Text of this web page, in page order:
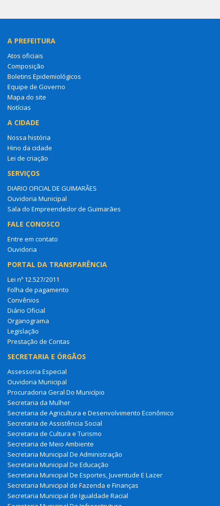
A PREFEITURA
Atos oficiais
Composição
Boletins Epidemiológicos
Equipe de Governo
Mapa do site
Notícias
A CIDADE
Nossa história
Hino da cidade
Lei de criação
SERVIÇOS
DIARIO OFICIAL DE GUIMARÃES
Ouvidoria Municipal
Sala do Empreendedor de Guimarães
FALE CONOSCO
Entre em contato
Ouvidoria
PORTAL DA TRANSPARÊNCIA
Lei nº 12.527/2011
Folha de pagamento
Convênios
Diário Oficial
Organograma
Legislação
Prestação de Contas
SECRETARIA E ÓRGÃOS
Assessoria Especial
Ouvidoria Municipal
Procuradoria Geral Do Município
Secretaria da Mulher
Secretaria de Agricultura e Desenvolvimento Econômico
Secretaria de Assistência Social
Secretaria de Cultura e Turismo
Secretaria de Meio Ambiente
Secretaria Municipal De Administração
Secretaria Municipal De Educação
Secretaria Municipal De Esportes, Juventude E Lazer
Secretaria Municipal de Fazenda e Finanças
Secretaria Municipal de Igualdade Racial